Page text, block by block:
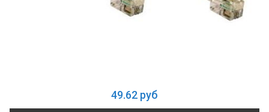
49.62 руб